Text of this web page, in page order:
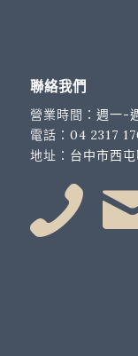
聯絡我們
營業時間： 週一-
電話： 04 2317
地址： 台中市西